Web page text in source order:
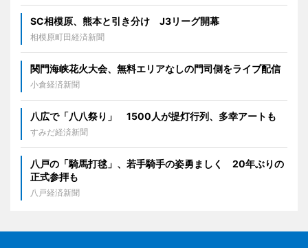
SC相模原、熊本と引き分け J3リーグ開幕
相模原町田経済新聞
関門海峡花火大会、無料エリアなしの門司側をライブ配信
小倉経済新聞
八広で「八八祭り」 1500人が提灯行列、多幸アートも
すみだ経済新聞
八戸の「騎馬打毬」、若手騎手の姿勇ましく 20年ぶりの
正式参拝も
八戸経済新聞